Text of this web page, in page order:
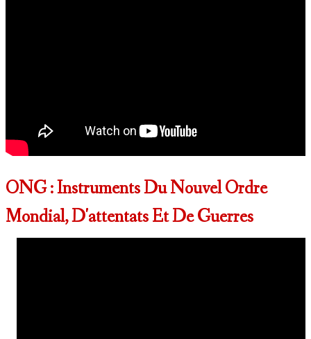
ONG :Instruments Du Nouvel Ordre
Mondial, D'attentats Et De Guerres